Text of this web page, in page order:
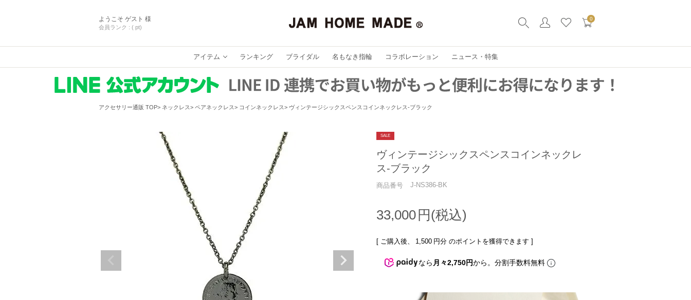
ようこそ ゲスト 様
会員ランク : ( pt)
0
アイテム ランキング ブライダル 名もなき指輪 コラボレーション ニュース・特集
アクセサリー通販 TOP ネックレス ペアネックレス コインネックレス ヴィンテージシックスペンスコインネックレス-ブラック
SALE
ヴィンテージシックスペンスコインネックレ
ス-ブラック
商品番号 J-NS386-BK
33,000
[ ご購入後、 1,500 円分 のポイントを獲得できます ]
なら 月々2,750円から。分割手数料無料